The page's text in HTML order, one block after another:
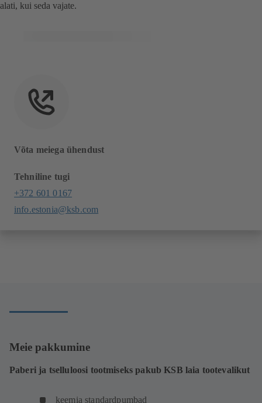
alati, kui seda vajate.
Võta meiega ühendust
Tehniline tugi
+372 601 0167
info.estonia@ksb.com
Meie pakkumine
Paberi ja tselluloosi tootmiseks pakub KSB laia tootevalikut
keemia standardpumbad